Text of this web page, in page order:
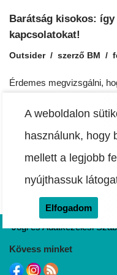
A weboldalon
használunk, hogy
mellett a legjobb
nyújthassuk
Elfogadom
Barátság kisokos:
kapcsolatokat!
Outsider szerző BM
Érdemes megvizsgálni,
hogyan lehet esetlegesen
Jogi és Adatkezelési
Kövess minket